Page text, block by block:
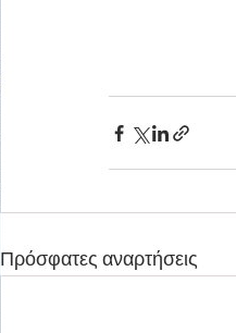
Πρόσφατες αναρτήσεις